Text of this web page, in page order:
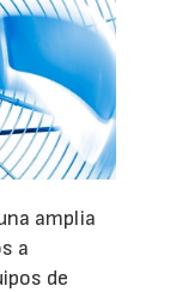
amplia
a
de